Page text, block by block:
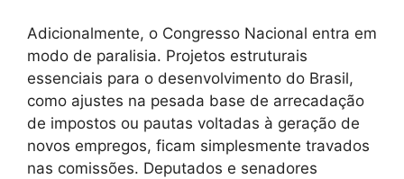
Adicionalmente, o Congresso Nacional entra em
modo de paralisia. Projetos estruturais
essenciais para o desenvolvimento do Brasil,
como ajustes na pesada base de arrecadação
de impostos ou pautas voltadas à geração de
novos empregos, ficam simplesmente travados
nas comissões. Deputados e senadores